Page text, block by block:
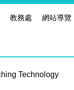
教務處 網站導覽
Technology